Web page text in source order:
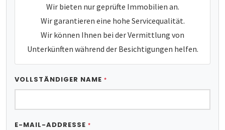
Wir bieten nur geprüfte Immobilien an.
Wir garantieren eine hohe Servicequalität.
Wir können Ihnen bei der Vermittlung von
Unterkünften während der Besichtigungen helfen.
VOLLSTÄNDIGER NAME *
E-MAIL-ADDRESSE *